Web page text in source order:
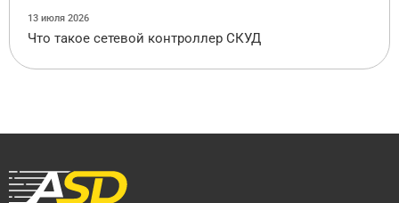
13 июля 2026
Что такое сетевой контроллер СКУД